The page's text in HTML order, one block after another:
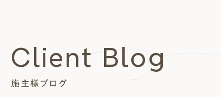
エムズを愛する人たち
施工事例
施主様ブログ
Client Blog